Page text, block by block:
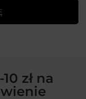
zł na